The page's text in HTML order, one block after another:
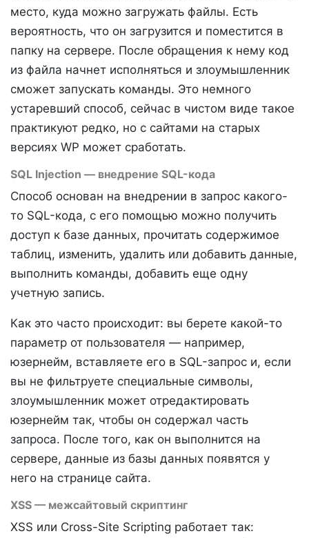
место, куда можно загружать файлы. Есть
вероятность, что он загрузится и поместится в
папку на сервере. После обращения к нему код
из файла начнет исполняться и злоумышленник
сможет запускать команды. Это немного
устаревший способ, сейчас в чистом виде такое
практикуют редко, но с сайтами на старых
версиях WP может сработать.
SQL Injection — внедрение SQL-кода
Способ основан на внедрении в запрос какого-
то SQL-кода, с его помощью можно получить
доступ к базе данных, прочитать содержимое
таблиц, изменить, удалить или добавить данные,
выполнить команды, добавить еще одну
учетную запись.
Как это часто происходит: вы берете какой-то
параметр от пользователя — например,
юзернейм, вставляете его в SQL-запрос и, если
вы не фильтруете специальные символы,
злоумышленник может отредактировать
юзернейм так, чтобы он содержал часть
запроса. После того, как он выполнится на
сервере, данные из базы данных появятся у
него на странице сайта.
XSS — межсайтовый скриптинг
XSS или Cross-Site Scripting работает так: